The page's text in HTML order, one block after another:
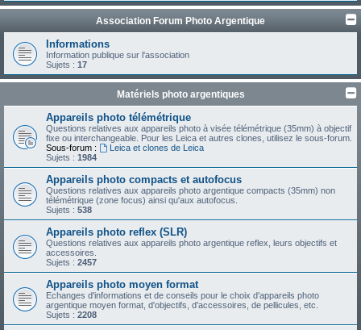
Association Forum Photo Argentique
Informations
Information publique sur l'association
Sujets : 17
Matériels photo argentiques
Appareils photo télémétrique
Questions relatives aux appareils photo à visée télémétrique (35mm) à objectif
fixe ou interchangeable. Pour les Leica et autres clones, utilisez le sous-forum.
Sous-forum :
Leica et clones de Leica
Sujets : 1984
Appareils photo compacts et autofocus
Questions relatives aux appareils photo argentique compacts (35mm) non
télémétrique (zone focus) ainsi qu'aux autofocus.
Sujets : 538
Appareils photo reflex (SLR)
Questions relatives aux appareils photo argentique reflex, leurs objectifs et
accessoires.
Sujets : 2457
Appareils photo moyen format
Echanges d'informations et de conseils pour le choix d'appareils photo
argentique moyen format, d'objectifs, d'accessoires, de pellicules, etc.
Sujets : 2208